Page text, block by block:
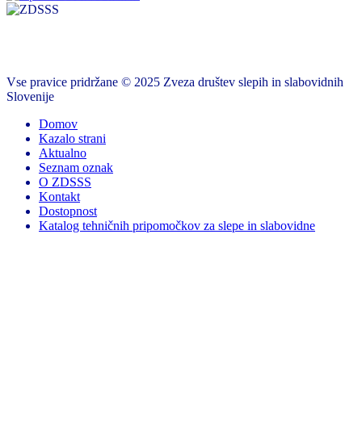
Vse pravice pridržane © 2025 Zveza društev slepih in slabovidnih
Slovenije
Domov
Kazalo strani
Aktualno
Seznam oznak
O ZDSSS
Kontakt
Dostopnost
Katalog tehničnih pripomočkov za slepe in slabovidne